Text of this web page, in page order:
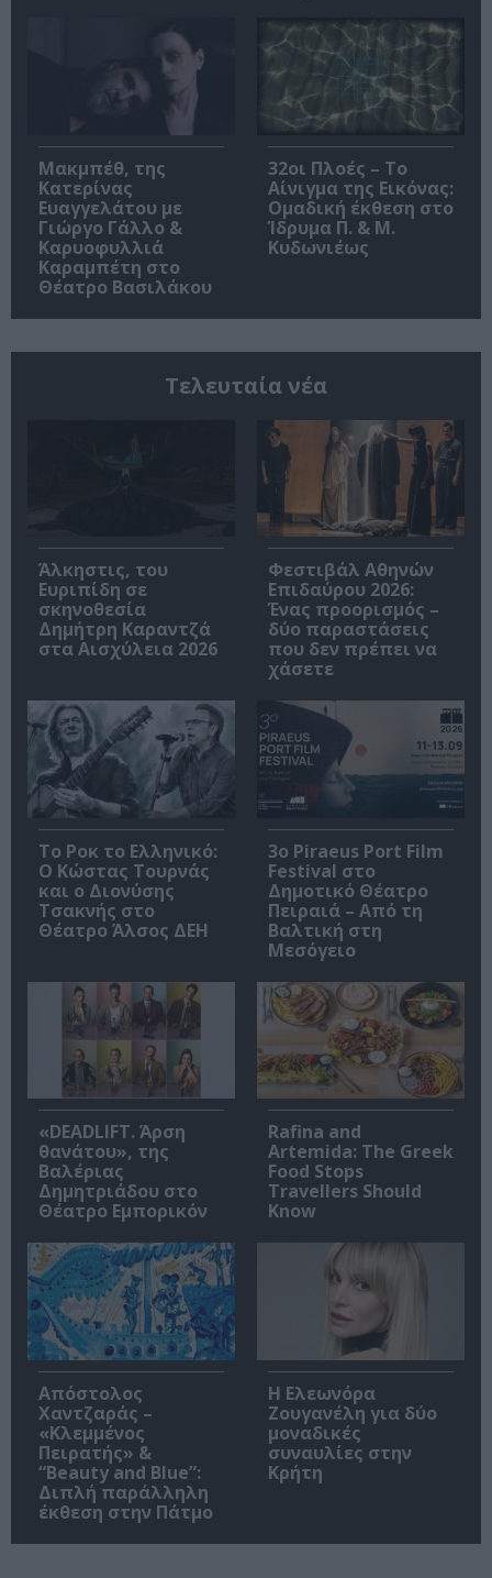
Μακμπέθ, της
Κατερίνας
Ευαγγελάτου με
Γιώργο Γάλλο &
Καρυοφυλλιά
Καραμπέτη στο
Θέατρο Βασιλάκου
32οι Πλοές – Το
Αίνιγμα της Εικόνας:
Ομαδική έκθεση στο
Ίδρυμα Π. & Μ.
Κυδωνιέως
Τελευταία νέα
Άλκηστις, του
Ευριπίδη σε
σκηνοθεσία
Δημήτρη Καραντζά
στα Αισχύλεια 2026
Φεστιβάλ Αθηνών
Επιδαύρου 2026:
Ένας προορισμός –
δύο παραστάσεις
που δεν πρέπει να
χάσετε
Το Ροκ το Ελληνικό:
Ο Κώστας Τουρνάς
και ο Διονύσης
Τσακνής στο
Θέατρο Άλσος ΔΕΗ
3o Piraeus Port Film
Festival στο
Δημοτικό Θέατρο
Πειραιά – Από τη
Βαλτική στη
Μεσόγειο
«DEADLIFT. Άρση
θανάτου», της
Βαλέριας
Δημητριάδου στο
Θέατρο Εμπορικόν
Rafina and
Artemida: The Greek
Food Stops
Travellers Should
Know
Απόστολος
Χαντζαράς –
«Κλεμμένος
Πειρατής» &
“Beauty and Blue”:
Διπλή παράλληλη
έκθεση στην Πάτμο
Η Ελεωνόρα
Ζουγανέλη για δύο
μοναδικές
συναυλίες στην
Κρήτη